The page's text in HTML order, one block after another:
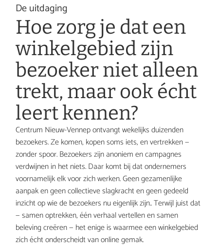
De uitdaging
Hoe zorg je dat een
winkelgebied zijn
bezoeker niet alleen
trekt, maar ook écht
leert kennen?
Centrum Nieuw-Vennep ontvangt wekelijks duizenden
bezoekers. Ze komen, kopen soms iets, en vertrekken —
zonder spoor. Bezoekers zijn anoniem en campagnes
verdwijnen in het niets. Daar komt bij dat ondernemers
voornamelijk elk voor zich werken. Geen gezamenlijke
aanpak en geen collectieve slagkracht en geen gedeeld
inzicht op wie de bezoekers nu eigenlijk zijn.. Terwijl juist dat
— samen optrekken, één verhaal vertellen en samen
beleving creëren — het enige is waarmee een winkelgebied
zich écht onderscheidt van online gemak.